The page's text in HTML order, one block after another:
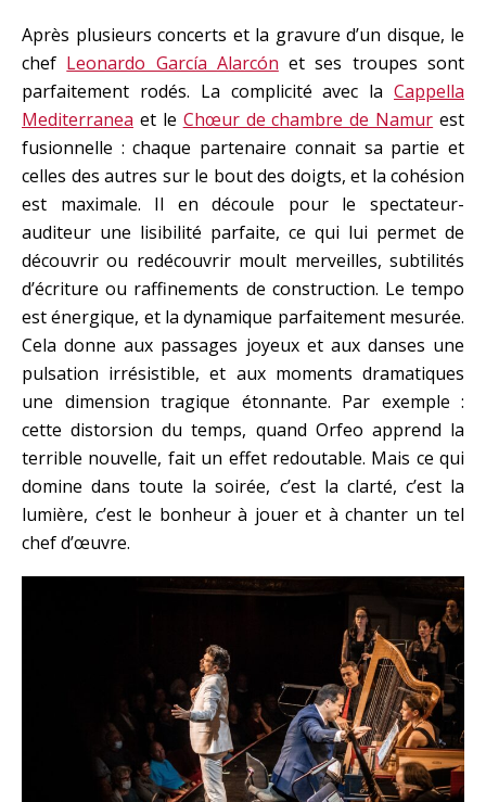
Après plusieurs concerts et la gravure d’un disque, le
chef Leonardo García Alarcón et ses troupes sont
parfaitement rodés. La complicité avec la Cappella
Mediterranea et le Chœur de chambre de Namur est
fusionnelle : chaque partenaire connait sa partie et
celles des autres sur le bout des doigts, et la cohésion
est maximale. Il en découle pour le spectateur-
auditeur une lisibilité parfaite, ce qui lui permet de
découvrir ou redécouvrir moult merveilles, subtilités
d’écriture ou raffinements de construction. Le tempo
est énergique, et la dynamique parfaitement mesurée.
Cela donne aux passages joyeux et aux danses une
pulsation irrésistible, et aux moments dramatiques
une dimension tragique étonnante. Par exemple :
cette distorsion du temps, quand Orfeo apprend la
terrible nouvelle, fait un effet redoutable. Mais ce qui
domine dans toute la soirée, c’est la clarté, c’est la
lumière, c’est le bonheur à jouer et à chanter un tel
chef d’œuvre.